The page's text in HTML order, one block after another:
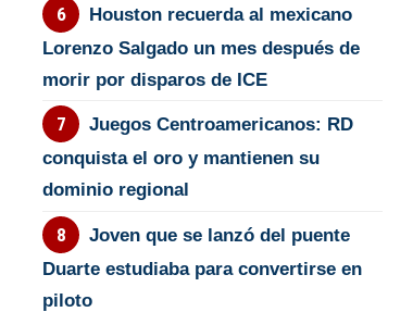
Houston recuerda al mexicano
Lorenzo Salgado un mes después de
morir por disparos de ICE
Juegos Centroamericanos: RD
conquista el oro y mantienen su
dominio regional
Joven que se lanzó del puente
Duarte estudiaba para convertirse en
piloto